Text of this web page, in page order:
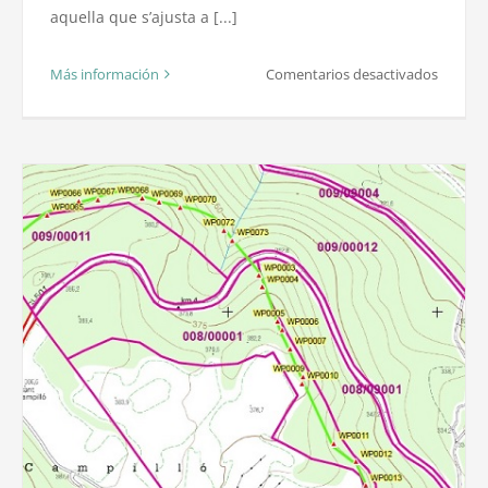
aquella que s’ajusta a [...]
Más información Comentarios desactivadosen
de
finques.
Unitats